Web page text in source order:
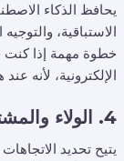
يحافظ الذكاء
الاستباقية،
خطوة مهمة إذا كنت
الإلكترونية، لأنه
4. الولاء والمشتريات المتكررة
يتيح تحديد